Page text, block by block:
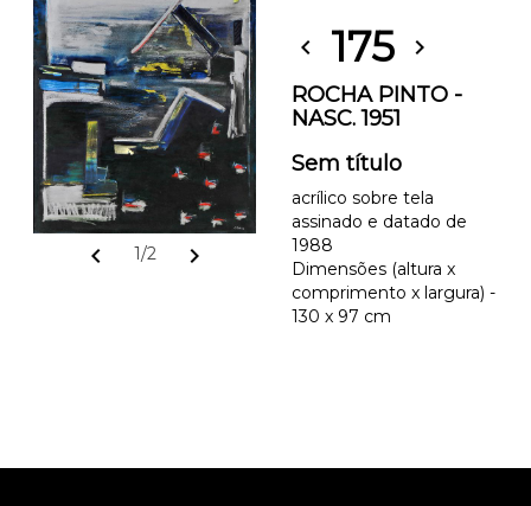
chevron_left 1/2 chevron_right
chevron_left 175 chevron_right
ROCHA PINTO -
NASC. 1951
Sem título
acrílico sobre tela
assinado e datado de
1988
Dimensões (altura x
comprimento x largura) -
130 x 97 cm